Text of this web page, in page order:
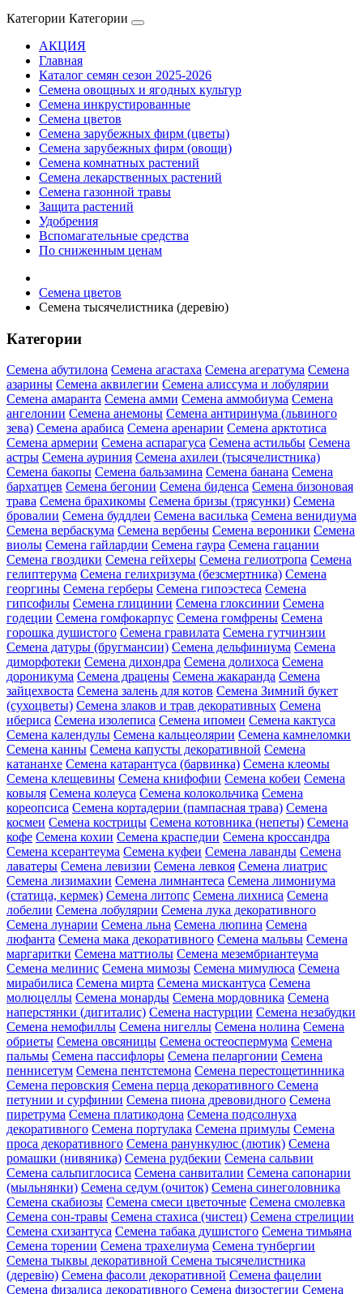
Категории Категории
АКЦИЯ
Главная
Каталог семян сезон 2025-2026
Семена овощных и ягодных культур
Семена инкрустированные
Семена цветов
Семена зарубежных фирм (цветы)
Семена зарубежных фирм (овощи)
Семена комнатных растений
Семена лекарственных растений
Семена газонной травы
Защита растений
Удобрения
Вспомагательные средства
По сниженным ценам
Семена цветов
Семена тысячелистника (деревію)
Категории
Семена абутилона Семена агастаха Семена агератума Семена
азарины Семена аквилегии Семена алиссума и лобулярии
Семена амаранта Семена амми Семена аммобиума Семена
ангелонии Семена анемоны Семена антиринума (львиного
зева) Семена арабиса Семена аренарии Семена арктотиса
Семена армерии Семена аспарагуса Семена астильбы Семена
астры Семена ауриния Семена ахилеи (тысячелистника)
Семена бакопы Семена бальзамина Семена банана Семена
бархатцев Семена бегонии Семена биденса Семена бизоновая
трава Семена брахикомы Семена бризы (трясунки) Семена
бровалии Семена буддлеи Семена василька Семена венидиума
Семена вербаскума Семена вербены Семена вероники Семена
виолы Семена гайлардии Семена гаура Семена гацании
Семена гвоздики Семена гейхеры Семена гелиотропа Семена
гелиптерума Семена гелихризума (безсмертника) Семена
георгины Семена герберы Семена гипоэстеса Семена
гипсофилы Семена глицинии Семена глоксинии Семена
годеции Семена гомфокарпус Семена гомфрены Семена
горошка душистого Семена гравилата Семена гутчинзии
Семена датуры (бругмансии) Семена дельфиниума Семена
диморфотеки Семена дихондра Семена долихоса Семена
дороникума Семена драцены Семена жакаранда Семена
зайцехвоста Семена залень для котов Семена Зимний букет
(сухоцветы) Семена злаков и трав декоративных Семена
ибериса Семена изолеписа Семена ипомеи Семена кактуса
Семена календулы Семена кальцеолярии Семена камнеломки
Семена канны Семена капусты декоративной Семена
катананхе Семена катарантуса (барвинка) Семена клеомы
Семена клещевины Семена книфофии Семена кобеи Семена
ковыля Семена колеуса Семена колокольчика Семена
кореопсиса Семена кортадерии (пампасная трава) Семена
космеи Семена кострицы Семена котовника (непеты) Семена
кофе Семена кохии Семена краспедии Семена кроссандра
Семена ксерантеума Семена куфеи Семена лаванды Семена
лаватеры Семена левизии Семена левкоя Семена лиатрис
Семена лизимахии Семена лимнантеса Семена лимониума
(статица, кермек) Семена литопс Семена лихниса Семена
лобелии Семена лобулярии Семена лука декоративного
Семена лунарии Семена льна Семена люпина Семена
люфанта Семена мака декоративного Семена мальвы Семена
маргаритки Семена маттиолы Семена мезембриантеума
Семена мелинис Семена мимозы Семена мимулюса Семена
мирабилиса Семена мирта Семена мискантуса Семена
молюцеллы Семена монарды Семена мордовника Семена
наперстянки (дигиталис) Семена настурции Семена незабудки
Семена немофиллы Семена нигеллы Семена нолина Семена
обриеты Семена овсяницы Семена остеоспермума Семена
пальмы Семена пассифлоры Семена пеларгонии Семена
пеннисетум Семена пентстемона Семена перестощетинника
Семена перовския Семена перца декоративного Семена
петунии и сурфинии Семена пиона древовидного Семена
пиретрума Семена платикодона Семена подсолнуха
декоративного Семена портулака Семена примулы Семена
проса декоративного Семена ранункулюс (лютик) Семена
ромашки (нивяника) Семена рудбекии Семена сальвии
Семена сальпиглосиса Семена санвиталии Семена сапонарии
(мыльнянки) Семена седум (очиток) Семена синеголовника
Семена скабиозы Семена смеси цветочные Семена смолевка
Семена сон-травы Семена стахиса (чистец) Семена стрелиции
Семена схизантуса Семена табака душистого Семена тимьяна
Семена торении Семена трахелиума Семена тунбергии
Семена тыквы декоративной Семена тысячелистника
(деревію) Семена фасоли декоративной Семена фацелии
Семена физалиса декоративного Семена физостегии Семена